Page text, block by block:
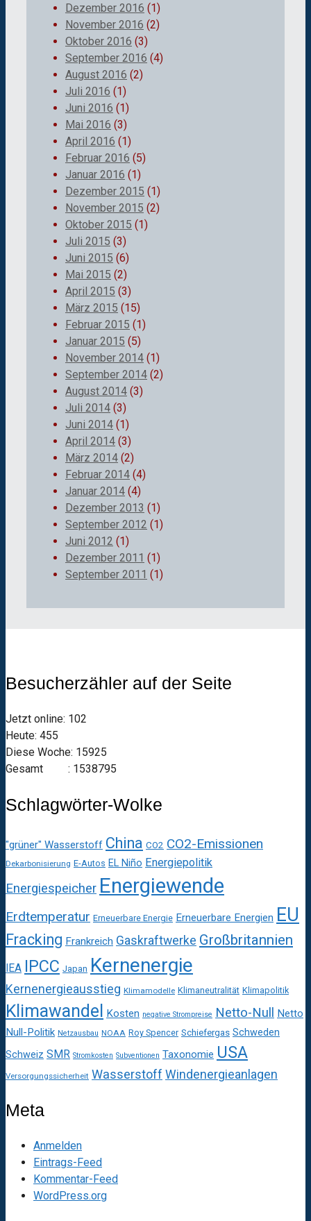
Dezember 2016 (1)
November 2016 (2)
Oktober 2016 (3)
September 2016 (4)
August 2016 (2)
Juli 2016 (1)
Juni 2016 (1)
Mai 2016 (3)
April 2016 (1)
Februar 2016 (5)
Januar 2016 (1)
Dezember 2015 (1)
November 2015 (2)
Oktober 2015 (1)
Juli 2015 (3)
Juni 2015 (6)
Mai 2015 (2)
April 2015 (3)
März 2015 (15)
Februar 2015 (1)
Januar 2015 (5)
November 2014 (1)
September 2014 (2)
August 2014 (3)
Juli 2014 (3)
Juni 2014 (1)
April 2014 (3)
März 2014 (2)
Februar 2014 (4)
Januar 2014 (4)
Dezember 2013 (1)
September 2012 (1)
Juni 2012 (1)
Dezember 2011 (1)
September 2011 (1)
Besucherzähler auf der Seite
Jetzt online: 102
Heute: 455
Diese Woche: 15925
Gesamt : 1538795
Schlagwörter-Wolke
"grüner" Wasserstoff China CO2 CO2-Emissionen
Dekarbonisierung E-Autos EL Niño Energiepolitik
Energiespeicher Energiewende
Erdtemperatur Erneuerbare Energie Erneuerbare Energien EU
Fracking Frankreich Gaskraftwerke Großbritannien
IEA IPCC Japan Kernenergie
Kernenergieausstieg Klimamodelle Klimaneutralität Klimapolitik
Klimawandel Kosten negative Strompreise Netto-Null Netto
Null-Politik Netzausbau NOAA Roy Spencer Schiefergas Schweden
Schweiz SMR Stromkosten Subventionen Taxonomie USA
Versorgungssicherheit Wasserstoff Windenergieanlagen
Meta
Anmelden
Eintrags-Feed
Kommentar-Feed
WordPress.org